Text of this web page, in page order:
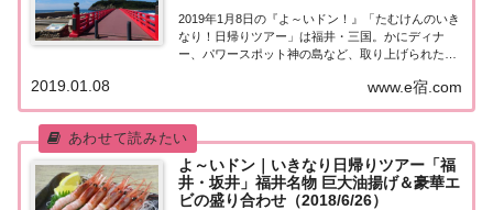
2019年1月8日の『よ～いドン！』「たむけんのいき
なり！日帰りツアー」は福井・三国。かにディナ
ー、パワースポット神の島など、取り上げられたス
く人にいきなり声をかけ、そのまま日帰りツアーに
ご招待する『たむけんの日帰りツアー』のコーナ
ー...
www.e宿.com
2019.01.08
よ～いドン｜いきなり日帰りツアー「福
井・坂井」福井名物 巨大油揚げ＆豪華エ
ビの盛り合わせ（2018/6/26）